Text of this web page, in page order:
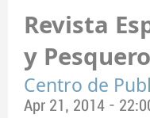
Revista
y
Centro de
Apr 21, 2014 -